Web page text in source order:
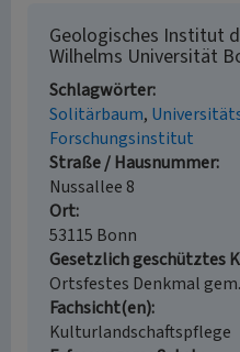
Geologisches Institut
Wilhelms Universität
Schlagwörter
Solitärbaum
Forschungsinstitut
Straße / Hausnummer
Nussallee 8
Ort
53115 Bonn
Gesetzlich geschütztes
Ortsfestes Denkmal gem.
Fachsicht(en)
Kulturlandschaftspflege